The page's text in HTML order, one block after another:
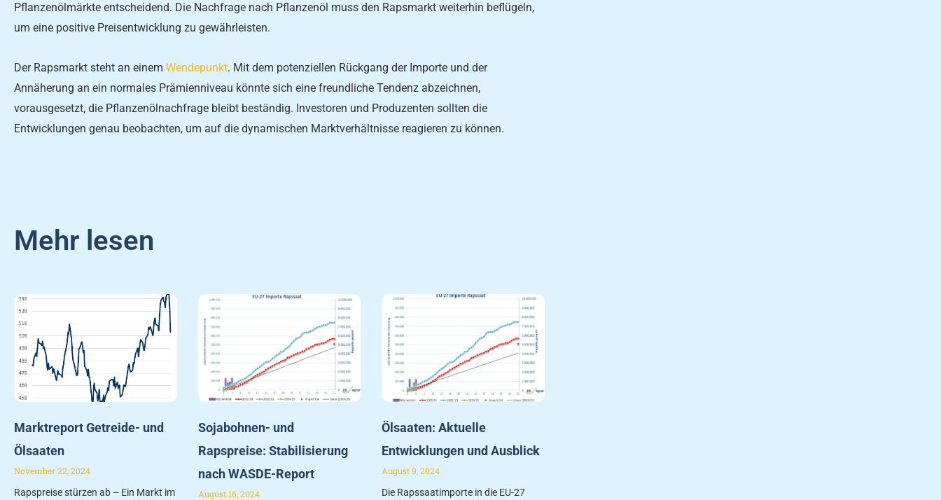
Pflanzenölmärkte entscheidend. Die Nachfrage nach Pflanzenöl muss den Rapsmarkt weiterhin beflügeln,
um eine positive Preisentwicklung zu gewährleisten.
Der Rapsmarkt steht an einem Wendepunkt. Mit dem potenziellen Rückgang der Importe und der
Annäherung an ein normales Prämienniveau könnte sich eine freundliche Tendenz abzeichnen,
vorausgesetzt, die Pflanzenölnachfrage bleibt beständig. Investoren und Produzenten sollten die
Entwicklungen genau beobachten, um auf die dynamischen Marktverhältnisse reagieren zu können.
Mehr lesen
Marktreport Getreide- und
Ölsaaten
November 22, 2024
Rapspreise stürzen ab – Ein Markt im
Sojabohnen- und
Rapspreise: Stabilisierung
nach WASDE-Report
August 16, 2024
Ölsaaten: Aktuelle
Entwicklungen und Ausblick
August 9, 2024
Die Rapssaatimporte in die EU-27